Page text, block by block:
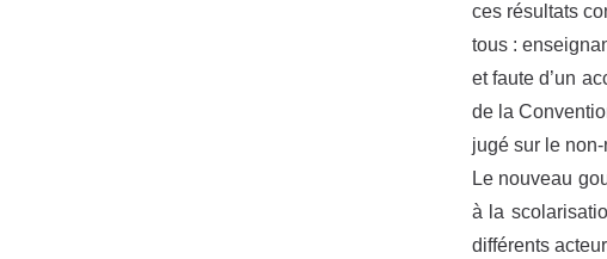
ces résultats
tous :
et faute d’un
de la
jugé sur le
Le nouveau
à la
différents